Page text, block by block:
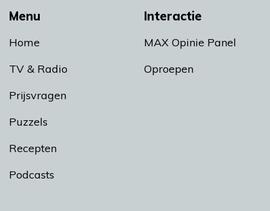
Menu
Home
TV & Radio
Prijsvragen
Puzzels
Recepten
Podcasts
Interactie
MAX Opinie Panel
Oproepen